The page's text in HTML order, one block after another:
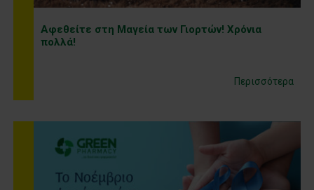
Αφεθείτε στη Μαγεία των Γιορτών! Χρόνια
πολλά!
Περισσότερα